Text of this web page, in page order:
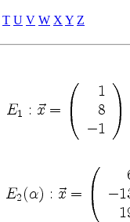
T U V W X Y Z